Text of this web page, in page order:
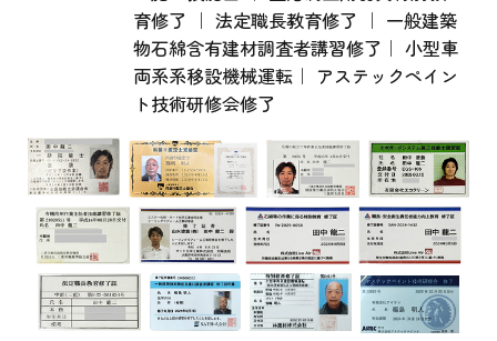
育修了 ｜ 法定職長教育修了 ｜ 一般建築
物石綿含有建材調査者講習修了｜ 小型車
両系系移設機械運転｜ アステックペイン
ト技術研修会修了